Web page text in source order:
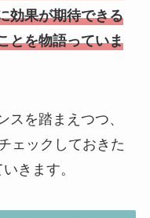
効果が期待できる
とを物語っていま
スを踏まえつつ、
ェックしておきた
きます。